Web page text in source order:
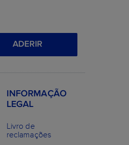
ADERIR
INFORMAÇÃO
LEGAL
Livro de
reclamações